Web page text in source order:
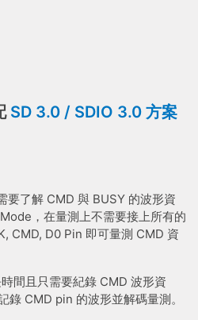
SD 3.0 / SDIO 3.0 方案
了解 CMD 與 BUSY 的波形資
，在量測上不需要接上所有的
CMD, D0 Pin 即可量測 CMD 資
間且只需要紀錄 CMD 波形資
錄 CMD pin 的波形並解碼量測。